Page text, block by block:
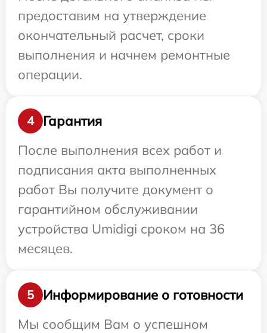
предоставим на утверждение
окончательный расчет, сроки
выполнения и начнем ремонтные
операции.
4
Гарантия
После выполнения всех работ и
подписания акта выполненных
работ Вы получите документ о
гарантийном обслуживании
устройства Umidigi сроком на 36
месяцев.
5
Информирование о готовности
Мы сообщим Вам о успешном